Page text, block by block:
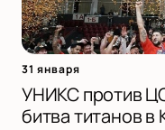
31 января
УНИКС против
битва титанов в